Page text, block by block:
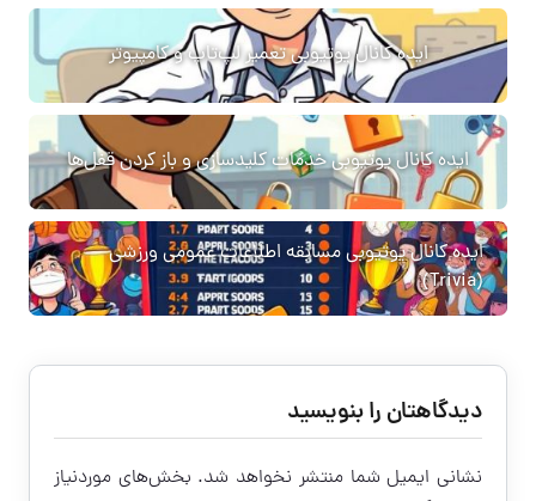
ایده کانال یوتیوبی تعمیر لپ‌تاپ و کامپیوتر
ایده کانال یوتیوبی خدمات کلیدسازی و باز کردن قفل‌ها
ایده کانال یوتیوبی مسابقه اطلاعات عمومی ورزشی
(Trivia)
دیدگاهتان را بنویسید
نشانی ایمیل شما منتشر نخواهد شد. بخش‌های موردنیاز